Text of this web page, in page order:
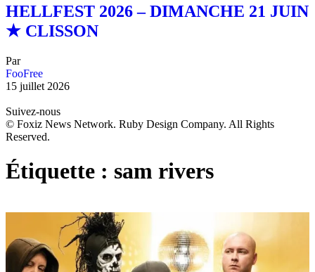
HELLFEST 2026 – DIMANCHE 21 JUIN
★ CLISSON
Par
FooFree
15 juillet 2026
Suivez-nous
© Foxiz News Network. Ruby Design Company. All Rights
Reserved.
Étiquette : sam rivers